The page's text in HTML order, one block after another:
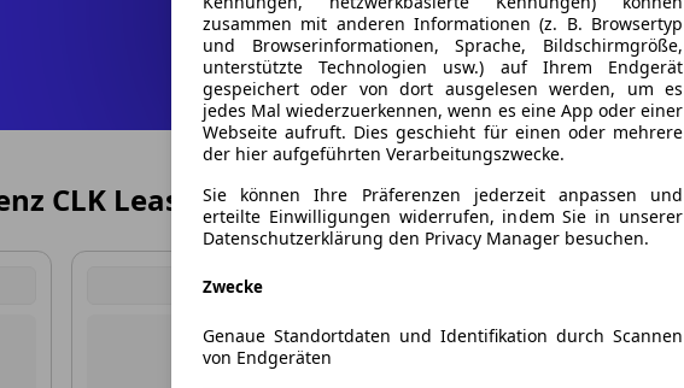
Zur Suche
CLK Leasing Angebote
zusammen mit anderen Informationen (z. B. Browsertyp
und Browserinformationen, Sprache, Bildschirmgröße,
unterstützte Technologien usw.) auf Ihrem Endgerät
gespeichert oder von dort ausgelesen werden, um es
jedes Mal wiederzuerkennen, wenn es eine App oder einer
Webseite aufruft. Dies geschieht für einen oder mehrere
der hier aufgeführten Verarbeitungszwecke.
Sie können Ihre Präferenzen jederzeit anpassen und
erteilte Einwilligungen widerrufen, indem Sie in unserer
Datenschutzerklärung den Privacy Manager besuchen.
Zwecke
Genaue Standortdaten und Identifikation durch Scannen
von Endgeräten